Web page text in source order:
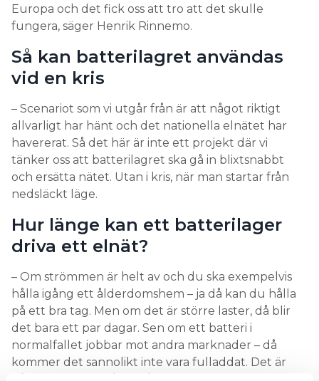
Europa och det fick oss att tro att det skulle
fungera, säger Henrik Rinnemo.
Så kan batterilagret användas
vid en kris
– Scenariot som vi utgår från är att något riktigt
allvarligt har hänt och det nationella elnätet har
havererat. Så det här är inte ett projekt där vi
tänker oss att batterilagret ska gå in blixtsnabbt
och ersätta nätet. Utan i kris, när man startar från
nedsläckt läge.
Hur länge kan ett batterilager
driva ett elnät?
– Om strömmen är helt av och du ska exempelvis
hålla igång ett ålderdomshem – ja då kan du hålla
på ett bra tag. Men om det är större laster, då blir
det bara ett par dagar. Sen om ett batteri i
normalfallet jobbar mot andra marknader – då
kommer det sannolikt inte vara fulladdat. Det är